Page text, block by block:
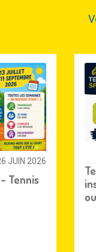
JUIN 2026
Tennis